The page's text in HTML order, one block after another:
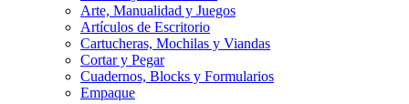
Arte, Manualidad y Juegos
Artículos de Escritorio
Cartucheras, Mochilas y Viandas
Cortar y Pegar
Cuadernos, Blocks y Formularios
Empaque